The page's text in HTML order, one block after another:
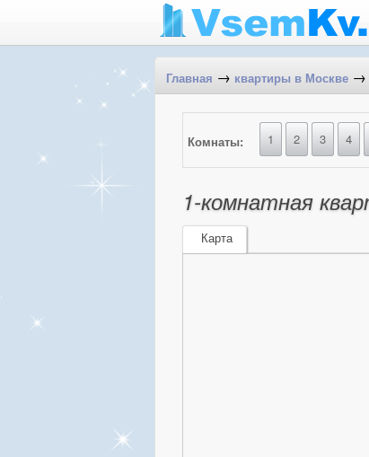
Главная → квартиры в Москве →
Комнаты: 1 2 3 4
1-комнатная
Карта